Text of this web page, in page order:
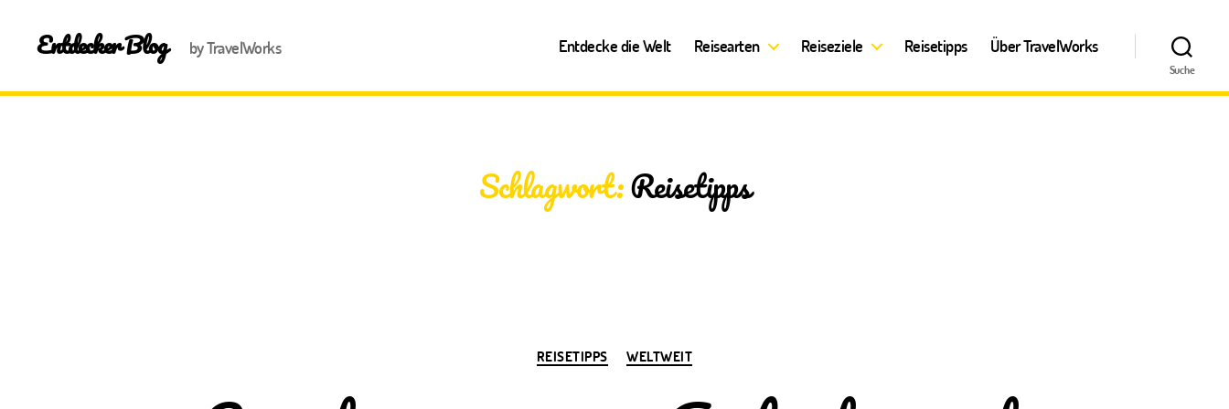
Entdecker Blog by TravelWorks Entdecke die Welt Reisearten Reiseziele Reisetipps Über TravelWorks
Suche
Schlagwort:Reisetipps
Kategorien
REISETIPPS WELTWEIT